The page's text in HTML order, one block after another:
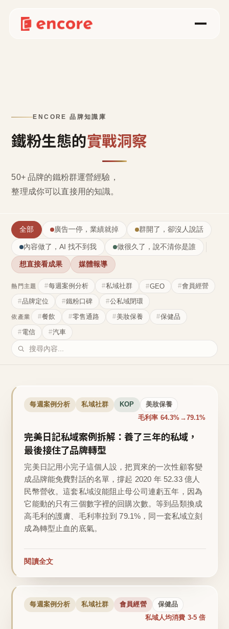
ENCORE 品牌知識庫
鐵粉生態的實戰洞察
50+ 品牌的鐵粉群運營經驗，
整理成你可以直接用的知識。
全部 廣告一停，業績就掉 群開了，卻沒人說話
內容做了，AI 找不到我 做很久了，說不清你是誰
想直接看成果 媒體報導
熱門主題 每週案例分析 私域社群 GEO
會員經營
品牌定位
鐵粉口碑 公私域閉環
依產業 餐飲 零售通路 美妝保養
保健品
電信
汽車
每週案例分析 私域社群 KOP 美妝保養
毛利率 64.3%→79.1%
完美日記私域案例拆解：養了三年的私域，
最後接住了品牌轉型
完美日記用小完子這個人設，把買來的一次性顧客變
成品牌能免費對話的名單，撐起 2020 年 52.33 億人
民幣營收。這套私域沒能阻止母公司連虧五年，因為
它能動的只有三個數字裡的回購次數。等到品類換成
高毛利的護膚、毛利率拉到 79.1%，同一套私域立刻
成為轉型止血的底氣。
閱讀全文
每週案例分析 私域社群 會員經營 保健品
私域人均消費 3-5 倍